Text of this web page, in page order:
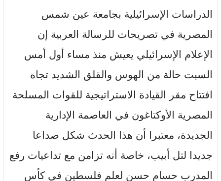
الدراسات الإسرائيلية بجامعة عين شمس
المصرية في تصريحات للرسالة العربية إن
الإعلام الإسرائيلي يعيش منذ مساء أول أمس
السبت حالة من الهوس والقلق الشديد تجاه
افتتاح مقر القيادة الاستراتيجية للقوات المسلحة
المصرية الأوكتاغون في العاصمة الإدارية
الجديدة، معتبرا أن هذا الحدث شكل صداعا
جديدا لتل أبيب، خاصة أنه تزامن مع تداعيات رفع
المدرب حسام حسن لعلم فلسطين في كأس